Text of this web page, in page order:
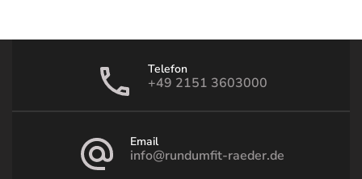
Telefon
+49 2151 3603000
Email
info@rundumfit-raeder.de